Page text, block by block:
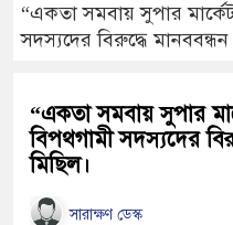
“একতা সমবায় সুপার
সদস্যদের বিরুদ্ধে
“একতা সমবায় সুপার
বিপথগামী সদস্যদের
মিছিল।
সারাক্ষণ ডেস্ক